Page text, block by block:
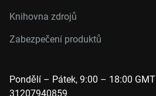
Knihovna zdrojů
Zabezpečení produktů
Pondělí – Pátek, 9:00 – 18:00 GMT
31207940859